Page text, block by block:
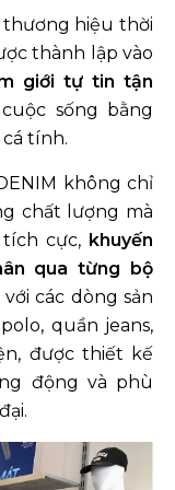
hiệu thời
thành lập vào
giới tự tin tận
sống bằng
tính.
không chỉ
chất lượng mà
cực, khuyến
qua từng bộ
các dòng sản
quần jeans,
được thiết kế
động và phù